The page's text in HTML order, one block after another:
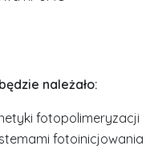
należało:
fotopolimeryzacji
fotoinicjowania